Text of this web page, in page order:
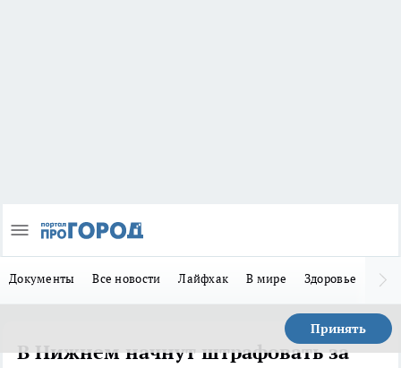
Документы Все новости Лайфхак В мире Здоровье
Принять
В Нижнем начнут штрафовать за